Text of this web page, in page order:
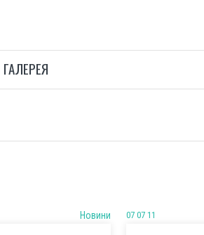
ГАЛЕРЕЯ
Новини 07 07 11